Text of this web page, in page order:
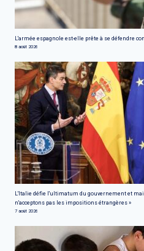
L'armée espagnole est-elle prête à se défendre
8 août 2026
L'Italie défie l'ultimatum du gouvernement et
n'acceptons pas les impositions étrangères »
7 août 2026